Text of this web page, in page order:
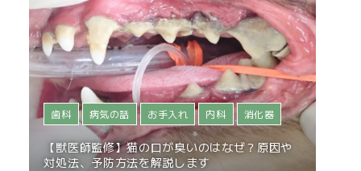
歯科 病気の話 お手入れ 内科 消化器
【獣医師監修】猫の口が臭いのはなぜ？原因や
対処法、予防方法を解説します